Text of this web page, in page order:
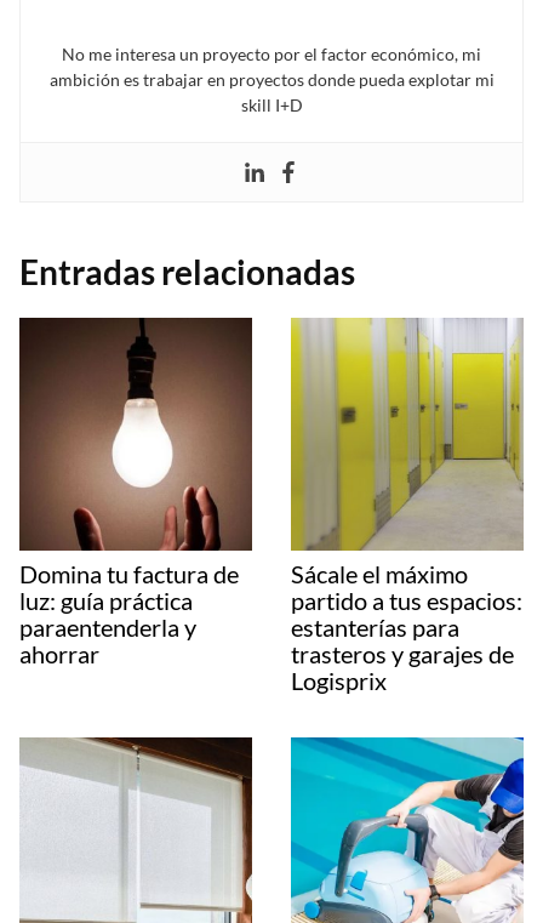
No me interesa un proyecto por el factor económico, mi
ambición es trabajar en proyectos donde pueda explotar mi
skill I+D
Entradas relacionadas
Domina tu factura de
luz: guía práctica
paraentenderla y
ahorrar
Sácale el máximo
partido a tus espacios:
estanterías para
trasteros y garajes de
Logisprix